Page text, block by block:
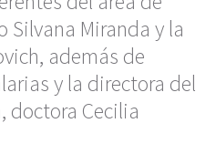
Silvana Miranda y la
además de
y la directora del
doctora Cecilia